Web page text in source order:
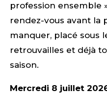
profession ensemble
rendez-vous avant la
manquer, placé sous
retrouvailles et déjà
saison.
Mercredi 8 juillet